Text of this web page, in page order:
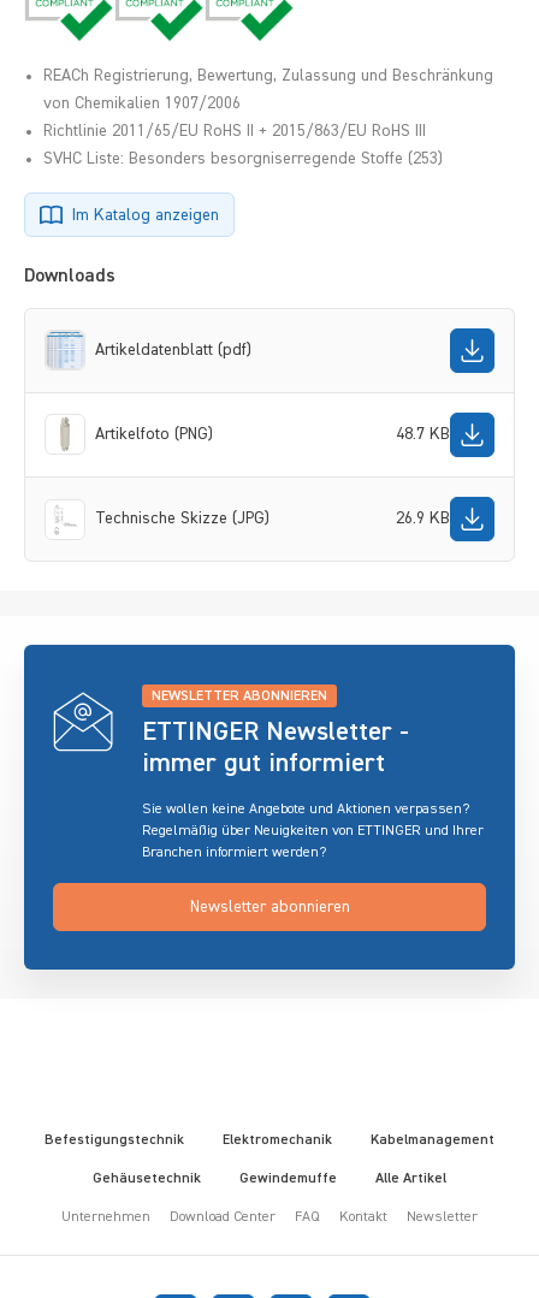
REACh Registrierung, Bewertung, Zulassung und Beschränkung
von Chemikalien 1907/2006
Richtlinie 2011/65/EU RoHS II + 2015/863/EU RoHS III
SVHC Liste: Besonders besorgniserregende Stoffe (253)
Im Katalog anzeigen
Downloads
Artikeldatenblatt (pdf)
Artikelfoto (PNG) 48.7 KB
Technische Skizze (JPG) 26.9 KB
NEWSLETTER ABONNIEREN
ETTINGER Newsletter -
immer gut informiert
Sie wollen keine Angebote und Aktionen verpassen?
Regelmäßig über Neuigkeiten von ETTINGER und Ihrer
Branchen informiert werden?
Newsletter abonnieren
Befestigungstechnik Elektromechanik Kabelmanagement
Gehäusetechnik Gewindemuffe Alle Artikel
Unternehmen Download Center FAQ Kontakt Newsletter